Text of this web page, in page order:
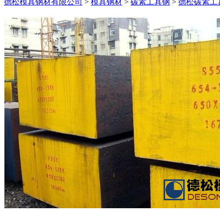
德松模具钢材有限公司 > 模具钢材 > 碳素工具钢 > 德松碳素工